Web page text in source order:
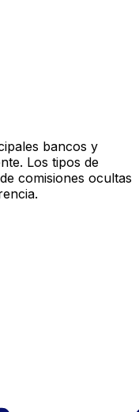
bancos y
Los tipos de
comisiones ocultas